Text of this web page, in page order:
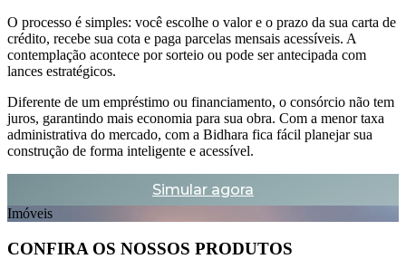
O processo é simples: você escolhe o valor e o prazo da sua carta de
crédito, recebe sua cota e paga parcelas mensais acessíveis. A
contemplação acontece por sorteio ou pode ser antecipada com
lances estratégicos.
Diferente de um empréstimo ou financiamento, o consórcio não tem
juros, garantindo mais economia para sua obra. Com a menor taxa
administrativa do mercado, com a Bidhara fica fácil planejar sua
construção de forma inteligente e acessível.
Simular agora
Imóveis
CONFIRA OS NOSSOS PRODUTOS